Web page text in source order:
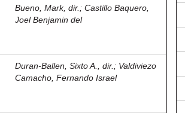
Bueno, Mark, dir. ;Castillo Baquero,
Joel Benjamin del
Duran-Ballen, Sixto A., dir. ; Valdiviezo
Camacho, Fernando Israel